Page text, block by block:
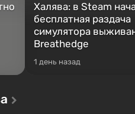
Халява: в Steam
бесплатная раздача
симулятора
Breathedge
1 день назад